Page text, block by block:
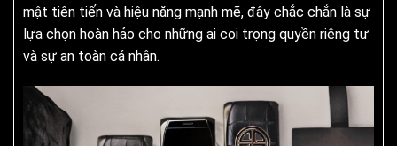
mật tiên tiến và hiệu năng mạnh mẽ, đây chắc chắn là sự
lựa chọn hoàn hảo cho những ai coi trọng quyền riêng tư
và sự an toàn cá nhân.